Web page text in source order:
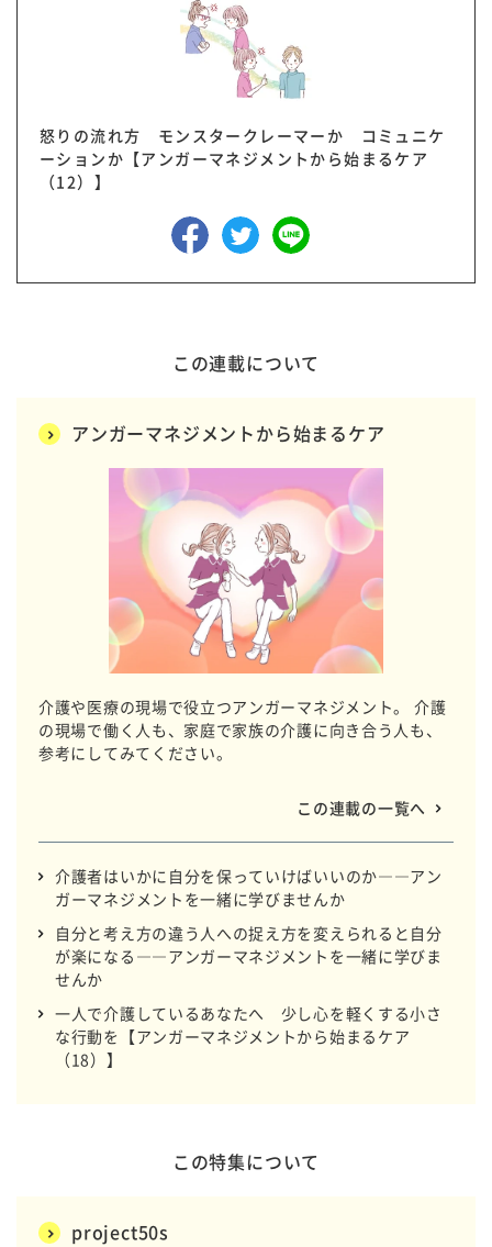
怒りの流れ方 モンスタークレーマーか コミュニケ
ーションか【アンガーマネジメントから始まるケア
（12）】
この連載について
アンガーマネジメントから始まるケア
介護や医療の現場で役立つアンガーマネジメント。 介護
の現場で働く人も、家庭で家族の介護に向き合う人も、
参考にしてみてください。
この連載の一覧へ
介護者はいかに自分を保っていけばいいのか――アン
ガーマネジメントを一緒に学びませんか
自分と考え方の違う人への捉え方を変えられると自分
が楽になる――アンガーマネジメントを一緒に学びま
せんか
一人で介護しているあなたへ 少し心を軽くする小さ
な行動を【アンガーマネジメントから始まるケア
（18）】
この特集について
project50s